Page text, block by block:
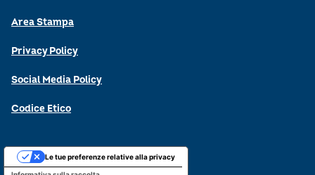
Area Stampa
Privacy Policy
Social Media Policy
Codice Etico
Le tue preferenze relative alla privacy